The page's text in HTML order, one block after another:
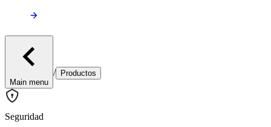
Main menu
/ Productos
Seguridad